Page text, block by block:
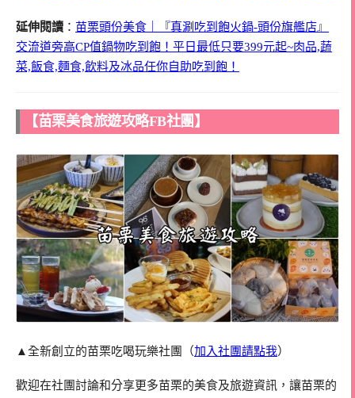
延伸閱讀 ： 苗栗頭份美食｜『真涮吃到飽火鍋-頭份旗艦店』
交流道旁高CP值鍋物吃到飽！平日最低只要399元起~肉品,蔬
菜,飯食,麵食,飲料及冰品任你自助吃到飽！
【苗栗美食旅遊攻略FB社團】
▲全新創立的苗栗吃喝玩樂社團（加入社團請點我）
歡迎在社團討論和分享更多苗栗的美食及旅遊資訊，讓苗栗的